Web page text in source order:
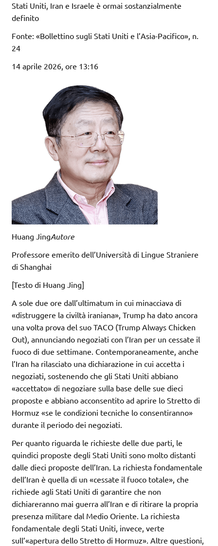
Stati Uniti, Iran e Israele è ormai sostanzialmente
definito
Fonte: «Bollettino sugli Stati Uniti e l’Asia-Pacifico», n.
24
14 aprile 2026, ore 13:16
Huang JingAutore
Professore emerito dell’Università di Lingue Straniere
di Shanghai
[Testo di Huang Jing]
A sole due ore dall’ultimatum in cui minacciava di
«distruggere la civiltà iraniana», Trump ha dato ancora
una volta prova del suo TACO (Trump Always Chicken
Out), annunciando negoziati con l’Iran per un cessate il
fuoco di due settimane. Contemporaneamente, anche
l’Iran ha rilasciato una dichiarazione in cui accetta i
negoziati, sostenendo che gli Stati Uniti abbiano
«accettato» di negoziare sulla base delle sue dieci
proposte e abbiano acconsentito ad aprire lo Stretto di
Hormuz «se le condizioni tecniche lo consentiranno»
durante il periodo dei negoziati.
Per quanto riguarda le richieste delle due parti, le
quindici proposte degli Stati Uniti sono molto distanti
dalle dieci proposte dell’Iran. La richiesta fondamentale
dell’Iran è quella di un «cessate il fuoco totale», che
richiede agli Stati Uniti di garantire che non
dichiareranno mai guerra all’Iran e di ritirare la propria
presenza militare dal Medio Oriente. La richiesta
fondamentale degli Stati Uniti, invece, verte
sull’«apertura dello Stretto di Hormuz». Altre questioni,